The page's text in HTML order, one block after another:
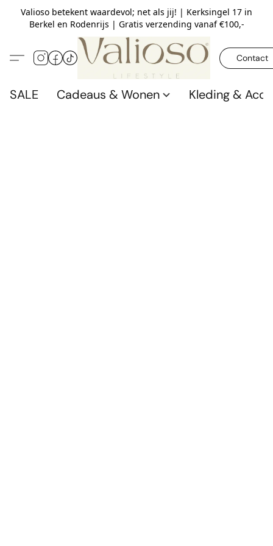
Valioso betekent waardevol; net als jij! | Kerksingel 17 in
Berkel en Rodenrijs | Gratis verzending vanaf €100,-
Contact
SALE Cadeaus & Wonen Kleding &